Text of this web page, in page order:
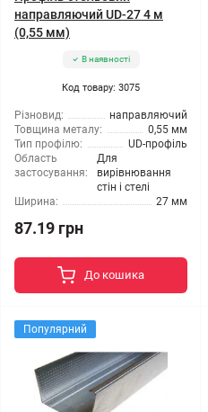
направляючий UD-27 4 м
(0,55 мм)
В наявності
Код товару: 3075
Різновид:
направляючий
Товщина металу:
0,55 мм
Тип профілю:
UD-профіль
Область
застосування:
Для
вирівнювання
стін і стелі
Ширина:
27 мм
87.19 грн
До кошика
Популярний